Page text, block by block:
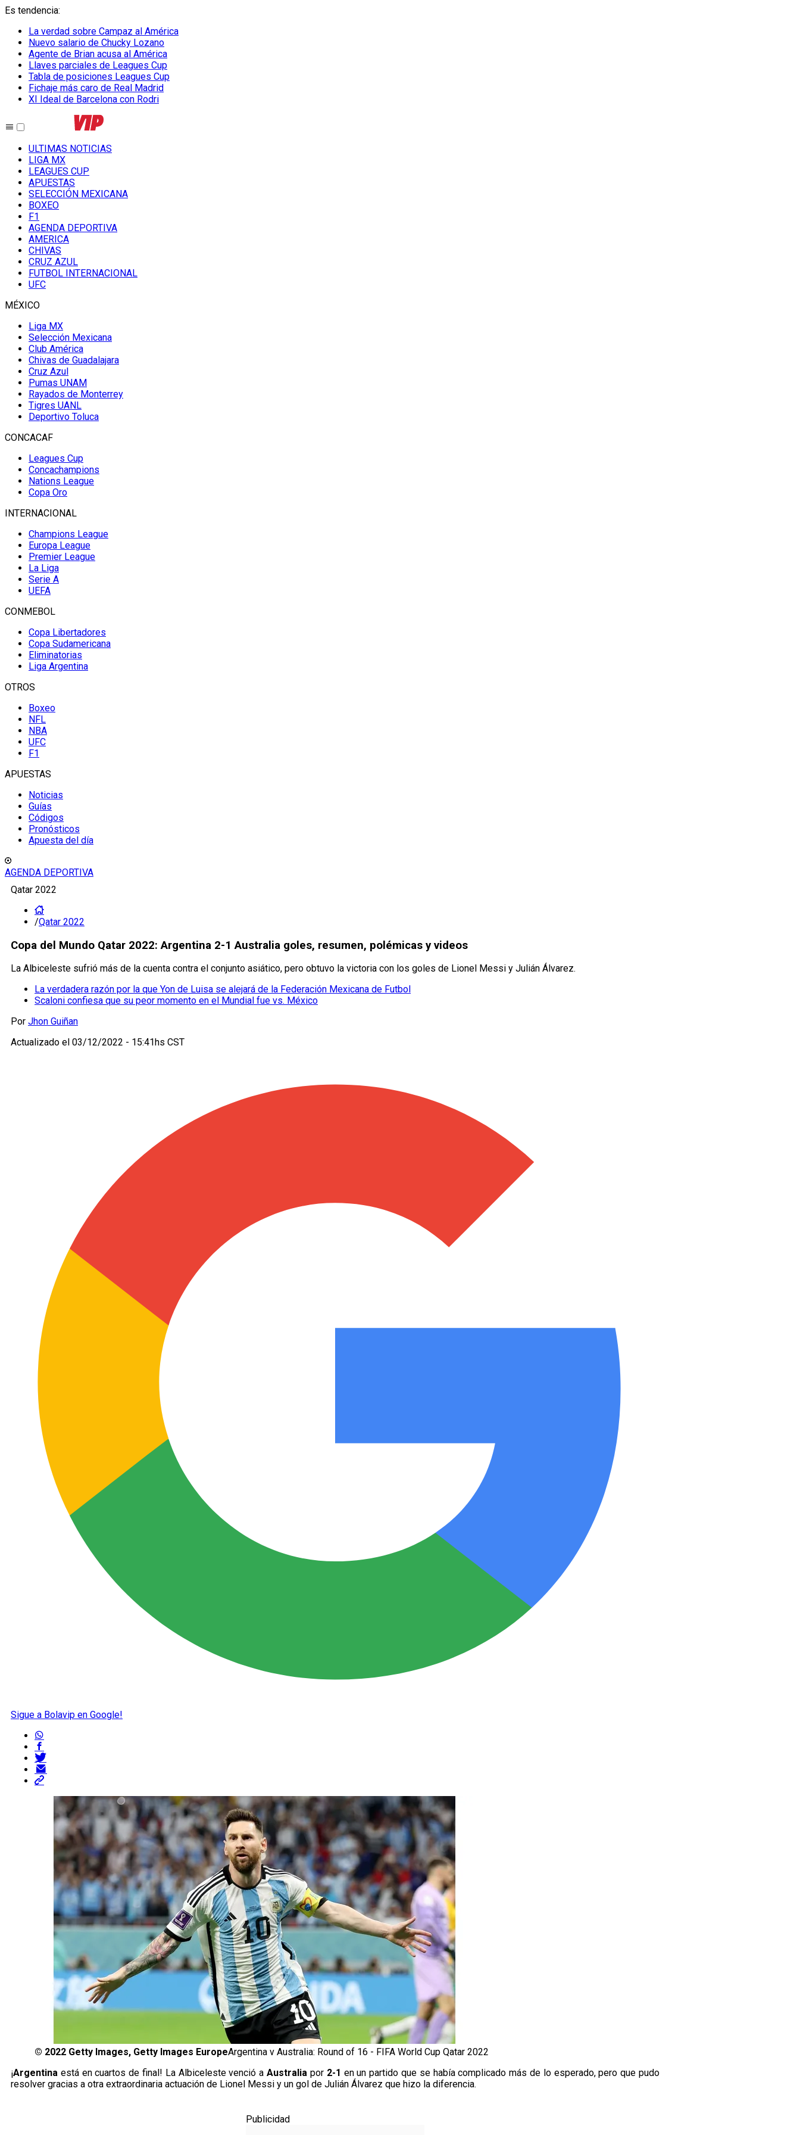
Es tendencia:
La verdad sobre Campaz al América
Nuevo salario de Chucky Lozano
Agente de Brian acusa al América
Llaves parciales de Leagues Cup
Tabla de posiciones Leagues Cup
Fichaje más caro de Real Madrid
XI Ideal de Barcelona con Rodri
ULTIMAS NOTICIAS
LIGA MX
LEAGUES CUP
APUESTAS
SELECCIÓN MEXICANA
BOXEO
F1
AGENDA DEPORTIVA
AMERICA
CHIVAS
CRUZ AZUL
FUTBOL INTERNACIONAL
UFC
MÉXICO
Liga MX
Selección Mexicana
Club América
Chivas de Guadalajara
Cruz Azul
Pumas UNAM
Rayados de Monterrey
Tigres UANL
Deportivo Toluca
CONCACAF
Leagues Cup
Concachampions
Nations League
Copa Oro
INTERNACIONAL
Champions League
Europa League
Premier League
La Liga
Serie A
UEFA
CONMEBOL
Copa Libertadores
Copa Sudamericana
Eliminatorias
Liga Argentina
OTROS
Boxeo
NFL
NBA
UFC
F1
APUESTAS
Noticias
Guías
Códigos
Pronósticos
Apuesta del día
AGENDA DEPORTIVA
Qatar 2022
/Qatar 2022
Copa del Mundo Qatar 2022: Argentina 2-1 Australia goles, resumen, polémicas y videos
La Albiceleste sufrió más de la cuenta contra el conjunto asiático, pero obtuvo la victoria con los goles de Lionel Messi y Julián Álvarez.
La verdadera razón por la que Yon de Luisa se alejará de la Federación Mexicana de Futbol
Scaloni confiesa que su peor momento en el Mundial fue vs. México
Por Jhon Guiñan
Actualizado el 03/12/2022 - 15:41hs CST
Sigue a Bolavip en Google!
© 2022 Getty Images, Getty Images EuropeArgentina v Australia: Round of 16 - FIFA World Cup Qatar 2022
¡Argentina está en cuartos de final! La Albiceleste venció aAustralia por 2-1 en un partido que se había complicado más de lo esperado, pero que pudo
resolver gracias a otra extraordinaria actuación de Lionel Messi y un gol de Julián Álvarez que hizo la diferencia.
Publicidad